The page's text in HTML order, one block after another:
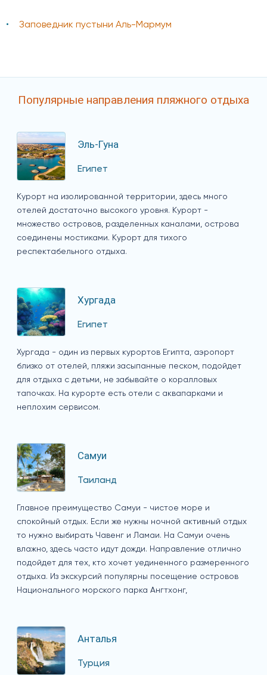
Заповедник пустыни Аль-Мармум
Популярные направления пляжного отдыха
Эль-Гуна
Египет
Курорт на изолированной территории, здесь много
отелей достаточно высокого уровня. Курорт -
множество островов, разделенных каналами, острова
соединены мостиками. Курорт для тихого
респектабельного отдыха.
Хургада
Египет
Хургада - один из первых курортов Египта, аэропорт
близко от отелей, пляжи засыпанные песком, подойдет
для отдыха с детьми, не забывайте о коралловых
тапочках. На курорте есть отели с аквапарками и
неплохим сервисом.
Самуи
Таиланд
Главное преимущество Самуи - чистое море и
спокойный отдых. Если же нужны ночной активный отдых
то нужно выбирать Чавенг и Ламаи. На Самуи очень
влажно, здесь часто идут дожди. Направление отлично
подойдет для тех, кто хочет уединенного размеренного
отдыха. Из экскурсий популярны посещение островов
Национального морского парка Ангтхонг,
Анталья
Турция